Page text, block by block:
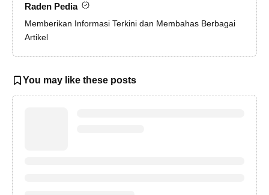
Raden Pedia
Memberikan Informasi Terkini dan Membahas Berbagai
Artikel
You may like these posts